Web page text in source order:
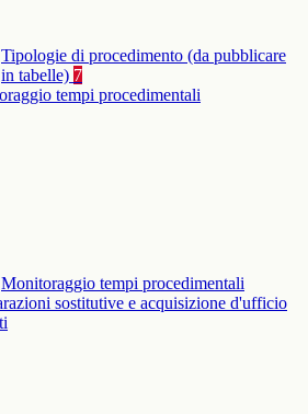
Tipologie di procedimento (da pubblicare
in tabelle) 7
tempi procedimentali
Monitoraggio tempi procedimentali
sostitutive e acquisizione d'ufficio